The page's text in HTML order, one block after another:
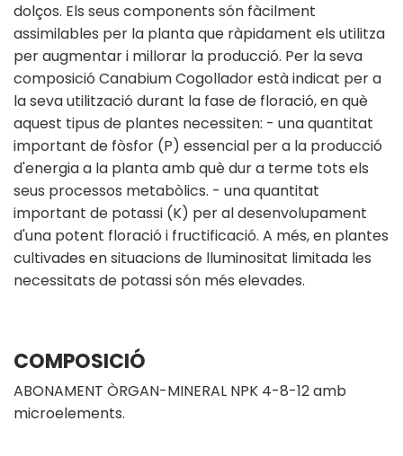
dolços. Els seus components són fàcilment
assimilables per la planta que ràpidament els utilitza
per augmentar i millorar la producció. Per la seva
composició Canabium Cogollador està indicat per a
la seva utilització durant la fase de floració, en què
aquest tipus de plantes necessiten: - una quantitat
important de fòsfor (P) essencial per a la producció
d'energia a la planta amb què dur a terme tots els
seus processos metabòlics. - una quantitat
important de potassi (K) per al desenvolupament
d'una potent floració i fructificació. A més, en plantes
cultivades en situacions de lluminositat limitada les
necessitats de potassi són més elevades.
COMPOSICIÓ
ABONAMENT ÒRGAN-MINERAL NPK 4-8-12 amb
microelements.